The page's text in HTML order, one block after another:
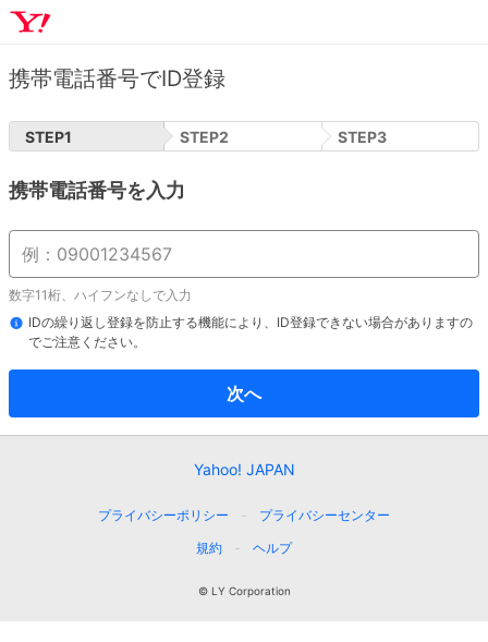
携帯電話番号でID登録
STEP1 STEP2 STEP3
携帯電話番号を入力
数字11桁、ハイフンなしで入力
IDの繰り返し登録を防止する機能により、ID登録できない場合がありますの
でご注意ください。
次へ
Yahoo! JAPAN
プライバシーポリシー
プライバシーセンター
規約
ヘルプ
© LY Corporation